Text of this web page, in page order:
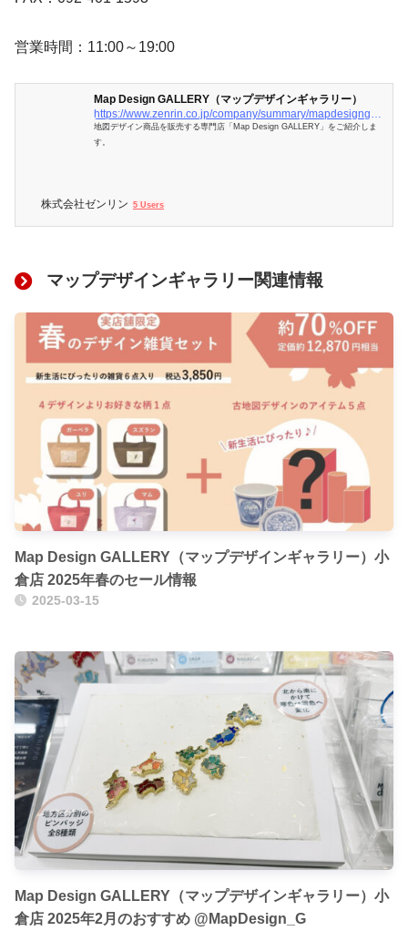
営業時間：11:00～19:00
Map Design GALLERY（マップデザインギャラリー）
https://www.zenrin.co.jp/company/summary/mapdesigngallery/index.html
地図デザイン商品を販売する専門店「Map Design GALLERY」をご紹介しま
す。
株式会社ゼンリン 5 Users
マップデザインギャラリー関連情報
Map Design GALLERY（マップデザインギャラリー）小
倉店 2025年春のセール情報
2025-03-15
Map Design GALLERY（マップデザインギャラリー）小
倉店 2025年2月のおすすめ @MapDesign_G